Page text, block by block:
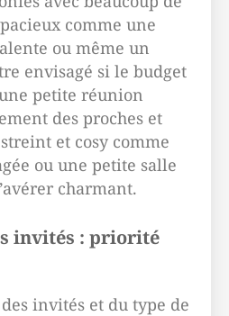
comme une
ou même un
envisagé si le budget
petite réunion
des proches et
et cosy comme
ou une petite salle
charmant.
invités : priorité
invités et du type de